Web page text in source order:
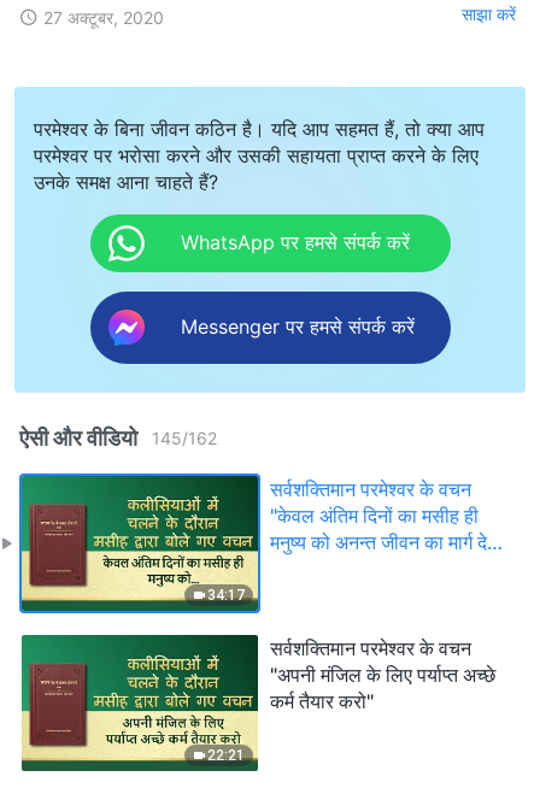
27 अक्टूबर, 2020 साझा करें
परमेश्वर के बिना जीवन कठिन है। यदि आप सहमत हैं, तो क्या आप
परमेश्वर पर भरोसा करने और उसकी सहायता प्राप्त करने के लिए
उनके समक्ष आना चाहते हैं?
WhatsApp पर हमसे संपर्क करें
Messenger पर हमसे संपर्क करें
ऐसी और वीडियो 145/162
34:17
सर्वशक्तिमान परमेश्वर के वचन
"केवल अंतिम दिनों का मसीह ही
मनुष्य को अनन्त जीवन का मार्ग दे
22:21
सर्वशक्तिमान परमेश्वर के वचन
"अपनी मंजिल के लिए पर्याप्त अच्छे
कर्म तैयार करो"